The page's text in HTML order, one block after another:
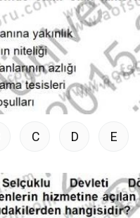
C D E